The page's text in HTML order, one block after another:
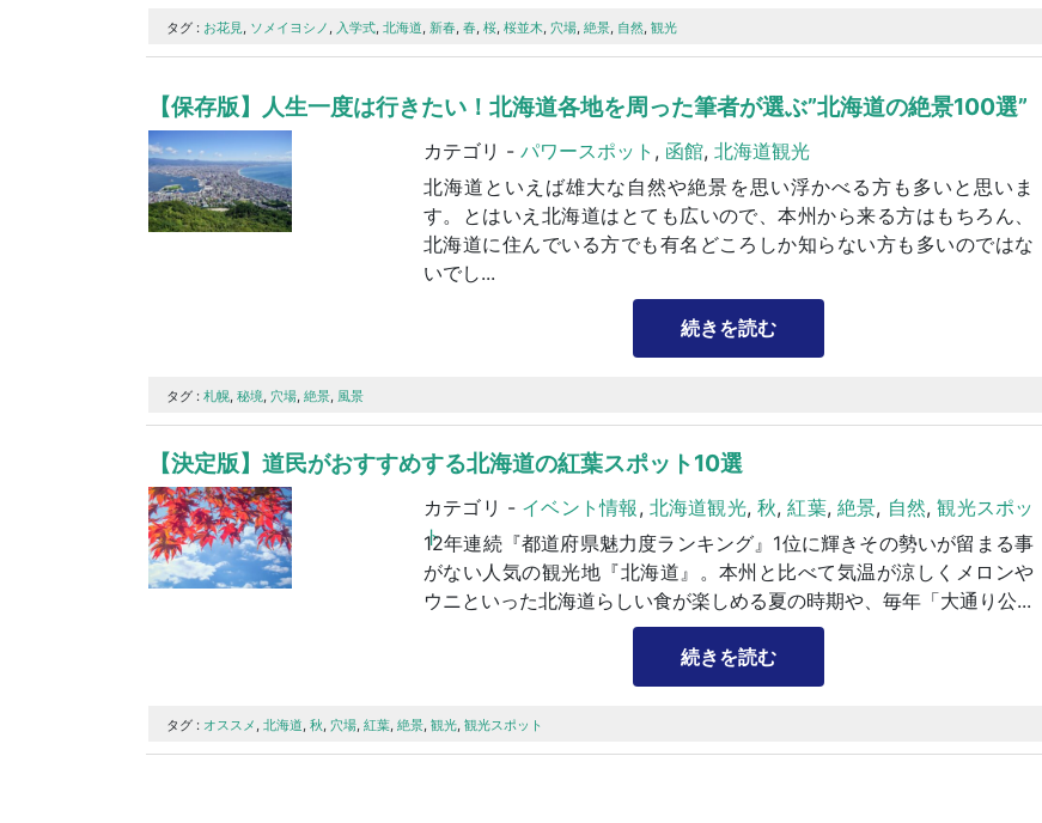
タグ : お花見 ソメイヨシノ 入学式 北海道 新春 春 桜 桜並木 穴場 絶景 自然 観光
【保存版】人生一度は行きたい！北海道各地を周った筆者が選ぶ”北海道の絶景100選”
カテゴリ - パワースポット , 函館, 北海道観光
北海道といえば雄大な自然や絶景を思い浮かべる方も多いと思いま
す。とはいえ北海道はとても広いので、本州から来る方はもちろん、
北海道に住んでいる方でも有名どころしか知らない方も多いのではな
いでし...
続きを読む
タグ : 札幌, 秘境, 穴場, 絶景, 風景
【決定版】道民がおすすめする北海道の紅葉スポット10選
カテゴリ - イベント情報 , 北海道観光, 秋,紅葉,絶景, 自然,観光スポッ
ト
12年連続『都道府県魅力度ランキング』1位に輝きその勢いが留まる事
がない人気の観光地『北海道』。本州と比べて気温が涼しくメロンや
ウニといった北海道らしい食が楽しめる夏の時期や、毎年「大通り公...
続きを読む
タグ : オススメ , 北海道, 秋, 穴場, 紅葉, 絶景, 観光, 観光スポット